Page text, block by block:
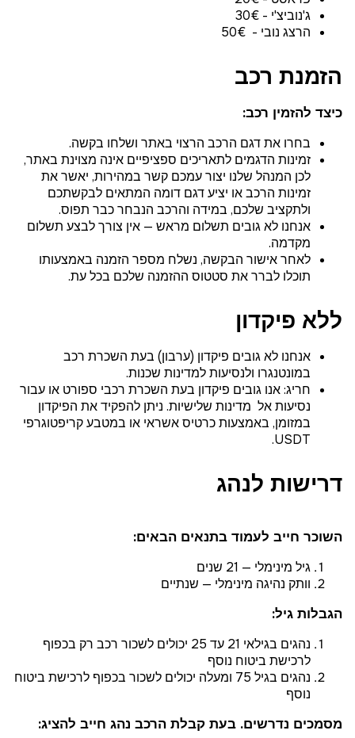
ג'נוביצ'י - 30€
הרצג נובי - 50€
הזמנת רכב
כיצד להזמין רכב:
בחרו את דגם הרכב הרצוי באתר ושלחו בקשה.
זמינות הדגמים לתאריכים ספציפיים אינה מצוינת באתר,
לכן המנהל שלנו יצור עמכם קשר במהירות, יאשר את
זמינות הרכב או יציע דגם דומה המתאים לבקשתכם
ולתקציב שלכם, במידה והרכב הנבחר כבר תפוס.
אנחנו לא גובים תשלום מראש — אין צורך לבצע תשלום
מקדמה.
לאחר אישור הבקשה, נשלח מספר הזמנה באמצעותו
תוכלו לברר את סטטוס ההזמנה שלכם בכל עת.
ללא פיקדון
אנחנו לא גובים פיקדון (ערבון) בעת השכרת רכב
במונטנגרו ולנסיעות למדינות שכנות.
חריג: אנו גובים פיקדון בעת השכרת רכבי ספורט או עבור
נסיעות אל מדינות שלישיות. ניתן להפקיד את הפיקדון
במזומן, באמצעות כרטיס אשראי או במטבע קריפטוגרפי
USDT.
דרישות לנהג
השוכר חייב לעמוד בתנאים הבאים:
גיל מינימלי — 21 שנים
וותק נהיגה מינימלי — שנתיים
הגבלות גיל:
נהגים בגילאי 21 עד 25 יכולים לשכור רכב רק בכפוף
לרכישת ביטוח נוסף
נהגים בגיל 75 ומעלה יכולים לשכור בכפוף לרכישת ביטוח
נוסף
מסמכים נדרשים. בעת קבלת הרכב נהג חייב להציג: